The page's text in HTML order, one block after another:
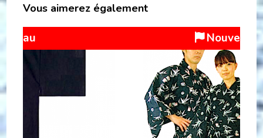
Vous aimerez également
27 %